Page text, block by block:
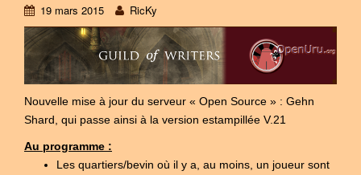
g
t
19 mars 2015 RicKy
Nouvelle mise à jour du serveur « Open Source » : Gehn
Shard, qui passe ainsi à la version estampillée V.21
Au programme :
Les quartiers/bevin où il y a, au moins, un joueur sont